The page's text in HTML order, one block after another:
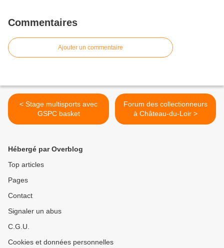
Commentaires
Ajouter un commentaire
< Stage multisports avec
GSPC basket
Forum des collectionneurs
à Château-du-Loir >
Hébergé par Overblog
Top articles
Pages
Contact
Signaler un abus
C.G.U.
Cookies et données personnelles